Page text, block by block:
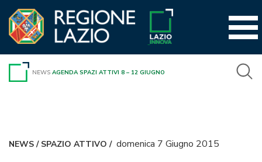
contenuto
NEWS AGENDA SPAZI ATTIVI 8 – 12 GIUGNO
NEWS/ SPAZIO ATTIVO / domenica 7 Giugno 2015